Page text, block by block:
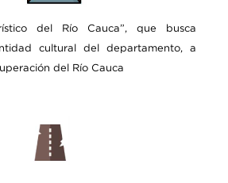
del Río Cauca”, que busca
cultural del departamento, a
del Río Cauca